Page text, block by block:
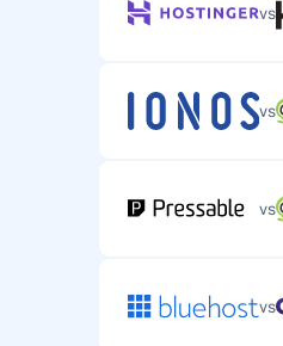
vs
vs
vs
vs